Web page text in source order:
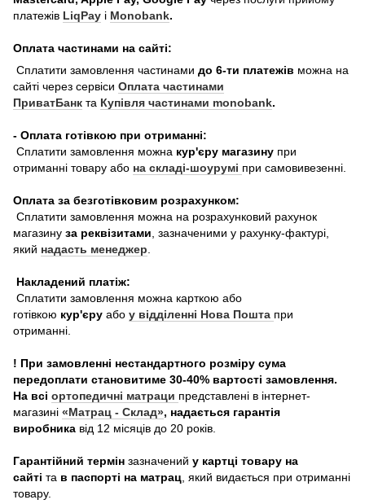
платежів LiqPay і Monobank.
Оплата частинами на сайті:
Сплатити замовлення частинами до 6-ти платежів можна на
сайті через сервіси Оплата частинами
ПриватБанк та Купівля частинами monobank.
- Оплата готівкою при отриманні:
Сплатити замовлення можна кур'єру магазину при
отриманні товару або на складі-шоурумі при самовивезенні.
Оплата за безготівковим розрахунком:
Сплатити замовлення можна на розрахунковий рахунок
магазину за реквізитами , зазначеними у рахунку-фактурі,
який надасть менеджер
Накладений платіж:
Сплатити замовлення можна карткою або
готівкою кур'єру або у відділенні Нова Пошта при
отриманні.
! При замовленні нестандартного розміру сума
передоплати становитиме 30-40% вартості замовлення.
На всі ортопедичні матраци представлені в інтернет-
магазині «Матрац - Склад», надається гарантія
виробника від 12 місяців до 20 років.
Гарантійний термін зазначений у картці товару на
сайті та в паспорті на матрац , який видається при отриманні
товару.